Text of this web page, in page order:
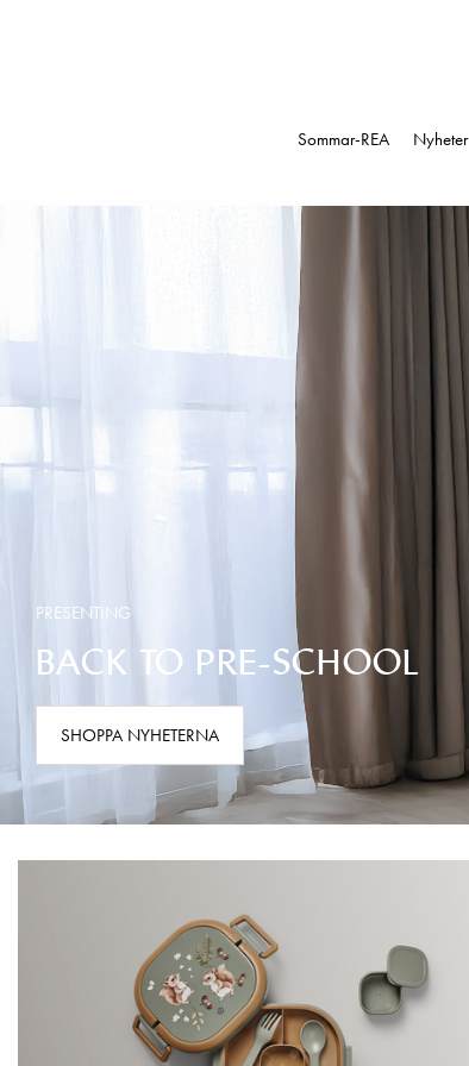
Sommar-REA Nyheter
PRESENTING
BACK TO PRE-SCHOOL
SHOPPA NYHETERNA